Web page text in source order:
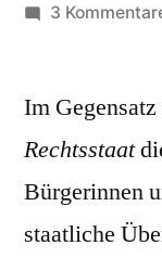
von
3
Im
Rechtsstaat
Bürgerinnen
staatliche